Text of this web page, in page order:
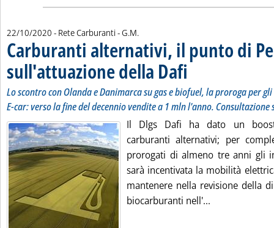
22/10/2020 - Rete Carburanti -di:
G.M.
Carburanti alternativi, il punto di
sull'attuazione della Dafi . Sottotitolo: Lo scontro con
. Pubblicata giovedì 22
Lo scontro con Olanda e Danimarca su gas e biofuel, la proroga per
E-car: verso la fine del decennio vendite a 1 mln l'anno.
Il Dlgs Dafi ha dato un
carburanti alternativi; per
prorogati di almeno tre anni gli
sarà incentivata la mobilità
mantenere nella revisione della
biocarburanti nell'...